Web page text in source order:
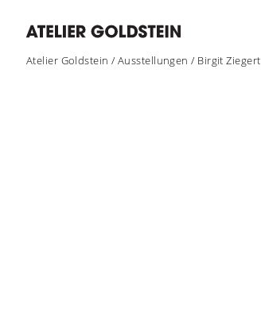
Atelier Goldstein /Ausstellungen / Birgit Ziegert